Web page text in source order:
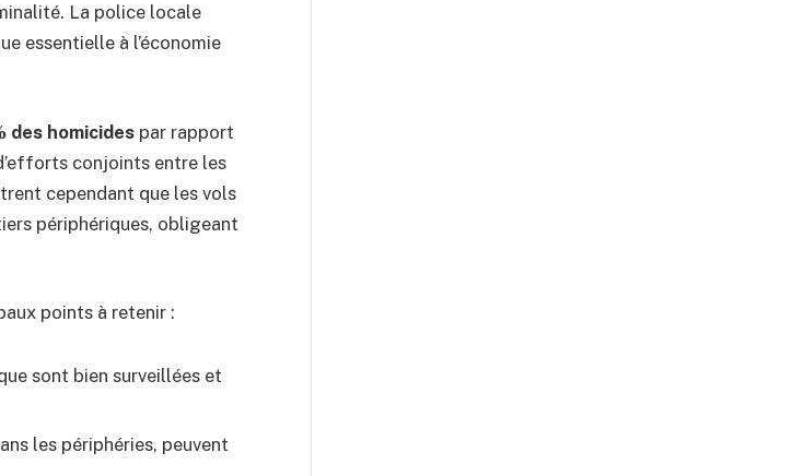
La police locale
essentielle à l’économie
des homicides par rapport
conjoints entre les
cependant que les vols
périphériques, obligeant
points à retenir :
sont bien surveillées et
les périphéries, peuvent